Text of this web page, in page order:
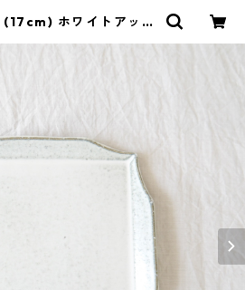
(17cm) ホワイトアッシ